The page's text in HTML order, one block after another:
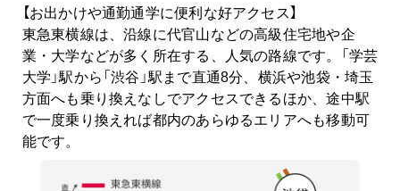
【お出かけや通勤通学に便利な好アクセス】
東急東横線は、沿線に代官山などの高級住宅地や企
業・大学などが多く所在する、人気の路線です。「学芸
大学」駅から「渋谷」駅まで直通8分、横浜や池袋・埼玉
方面へも乗り換えなしでアクセスできるほか、途中駅
で一度乗り換えれば都内のあらゆるエリアへも移動可
能です。